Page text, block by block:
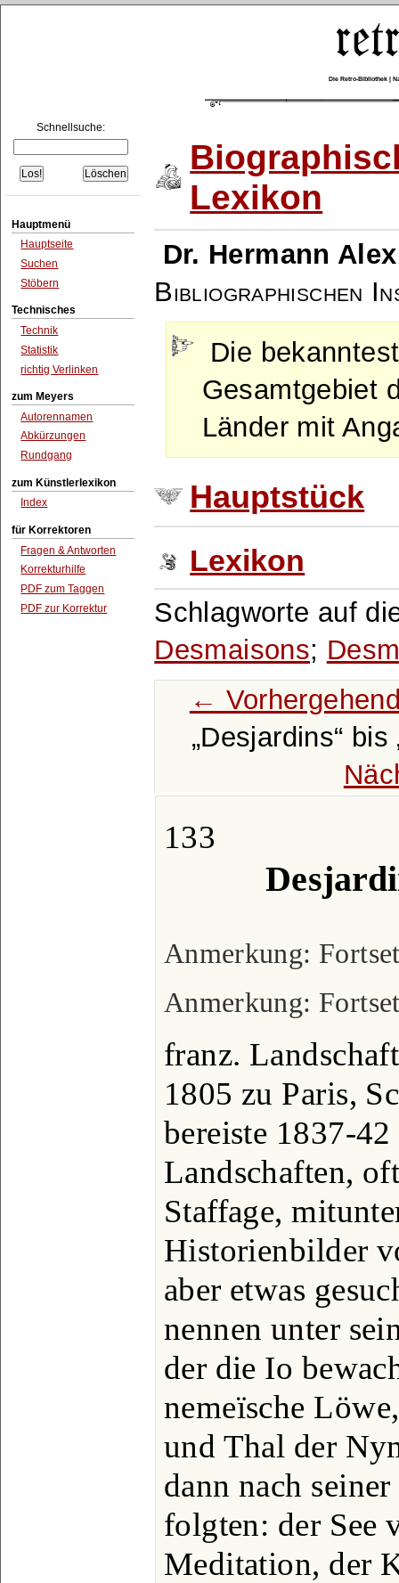
Die Retro-Bibliothek |
Schnellsuche:
Hauptmenü
Hauptseite
Suchen
Stöbern
Technisches
Technik
Statistik
richtig Verlinken
zum Meyers
Autorennamen
Abkürzungen
Rundgang
zum Künstlerlexikon
Index
für Korrektoren
Fragen & Antworten
Korrekturhilfe
PDF zum Taggen
PDF zur Korrektur
Lexikon
Dr. Hermann
Bibliographischen
Die
Gesamtgebiet
Länder mit
Hauptstück
Lexikon
Schlagworte auf
Desmaisons;
←
Desjardins
bis
133
Anmerkung:
Anmerkung:
franz.
1805 zu Paris,
bereiste 1837-
Landschaften,
Staffage,
Historienbilder
aber etwas
nennen unter
der die Io
nemeïsche
und Thal der
dann nach
folgten: der See
Meditation, der